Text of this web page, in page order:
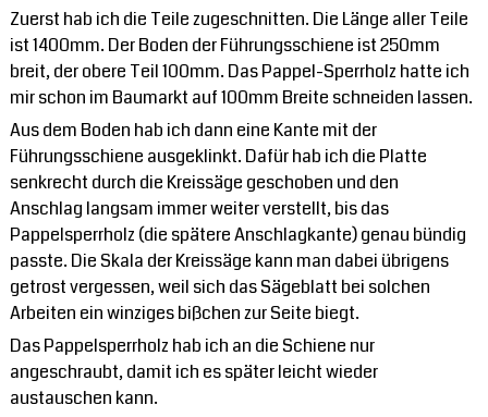
Zuerst hab ich die Teile zugeschnitten. Die Länge aller Teile
ist 1400mm. Der Boden der Führungsschiene ist 250mm
breit, der obere Teil 100mm. Das Pappel-Sperrholz hatte ich
mir schon im Baumarkt auf 100mm Breite schneiden lassen.
Aus dem Boden hab ich dann eine Kante mit der
Führungsschiene ausgeklinkt. Dafür hab ich die Platte
senkrecht durch die Kreissäge geschoben und den
Anschlag langsam immer weiter verstellt, bis das
Pappelsperrholz (die spätere Anschlagkante) genau bündig
passte. Die Skala der Kreissäge kann man dabei übrigens
getrost vergessen, weil sich das Sägeblatt bei solchen
Arbeiten ein winziges bißchen zur Seite biegt.
Das Pappelsperrholz hab ich an die Schiene nur
angeschraubt, damit ich es später leicht wieder
austauschen kann.